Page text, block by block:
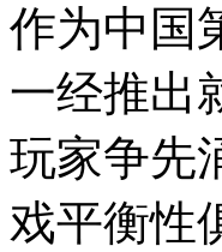
作为中国
一经推出
玩家争先
戏平衡性